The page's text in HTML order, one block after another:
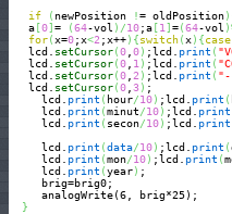
if
( newPosition != oldPosition)
   a
[0] = (64-vol ) /10;a [1 ] =(64-vol )
for(x=0;x<2 ;x++) {switch(x) {case
   lcd.
setCursor(0 0) ;lcd. print (
   lcd.
setCursor(0 1 ) ;lcd. print (
   lcd.
setCursor(0 2 ) ;lcd. print (
   lcd.
setCursor(0 3) ;
     lcd.
print ( hour/10) ;lcd. print (
     lcd.
print (minut/10) ;lcd. print
     lcd.
print ( secon/10) ;lcd. print
     lcd.
print (data/10) ;lcd. print (
     lcd.
print (mon/10) ;lcd. print (
     lcd.
print (year) ;
brig=brig0;
     analogWrite(6, brig*25);
}